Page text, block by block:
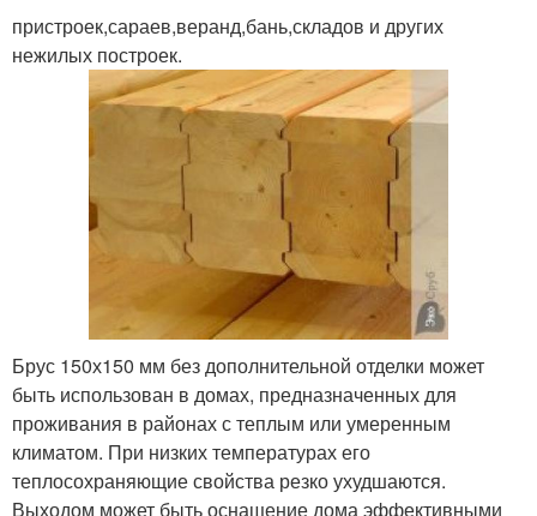
пристроек,сараев,веранд,бань,складов и других
нежилых построек.
Брус 150х150 мм без дополнительной отделки может
быть использован в домах, предназначенных для
проживания в районах с теплым или умеренным
климатом. При низких температурах его
теплосохраняющие свойства резко ухудшаются.
Выходом может быть оснащение дома эффективными